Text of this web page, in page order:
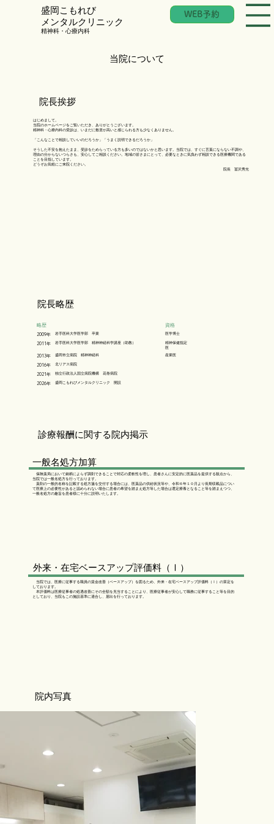
WEB予約
​盛岡こもれび
メンタルクリニック
​精神科・心療内科
はじめまして。
当院のホームページをご覧いただき、ありがとうございます。
精神科・心療内科の受診は、いまだに敷居が高いと感じられる方も少なくありません。
「こんなことで相談していいのだろうか」「うまく説明できるだろうか」
そうした不安を抱えたまま、受診をためらっている方も多いのではないかと思います。当院では、すぐに言葉にならない不調や、
理由の分からないつらさも、安心してご相談ください。地域の皆さまにとって、必要なときに気負わず相談できる医療機関である
ことを目指しています。
どうぞお気軽にご来院ください。
院長 冨沢秀光
当院について
院長挨拶
院長略歴
略歴 資格
2009年 岩手医科大学医学部 卒業 医学博士
2011年 岩手医科大学医学部 精神神経科学講座（助教）
精神保健指定
医
2013年 盛岡市立病院 精神神経科 産業医
2016年 北リアス病院
2021年 独立行政法人国立病院機構 花巻病院
2026年 盛岡こもれびメンタルクリニック 開設
診療報酬に関する院内掲示
院内写真
一般名処方加算
保険薬局において銘柄によらず調剤できることで対応の柔軟性を増し、患者さんに安定的に医薬品を提供する観点から、
当院では一般名処方を行っております。
薬剤の一般的名称を記載する処方箋を交付する場合には、医薬品の供給状況等や、令和６年１０月より長期収載品につい
て医療上の必要性があると認められない場合に患者の希望を踏まえ処方等した場合は選定療養となること等を踏まえつつ、
一般名処方の趣旨を患者様に十分に説明いたします。
当院では、医療に従事する職員の賃金改善（ベースアップ）を図るため、外来・在宅ベースアップ評価料（Ⅰ）の算定を
しております。
本評価料は医療従事者の処遇改善にその全額を充当することにより、医療従事者が安心して職務に従事すること等を目的
としており、当院もこの施設基準に適合し、届出を行っております。​
外来・在宅ベースアップ評価料（Ⅰ）